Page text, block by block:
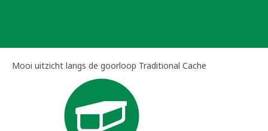
Mooi uitzicht langs de goorloop Traditional Cache